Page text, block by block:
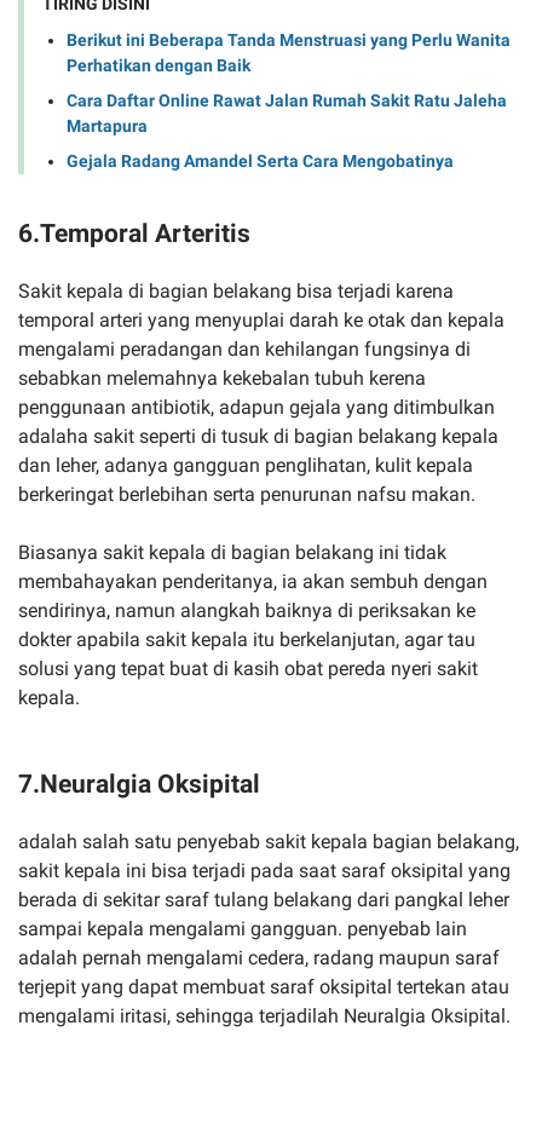
Berikut ini Beberapa Tanda Menstruasi yang Perlu Wanita
Perhatikan dengan Baik
Cara Daftar Online Rawat Jalan Rumah Sakit Ratu Jaleha
Martapura
Gejala Radang Amandel Serta Cara Mengobatinya
6.Temporal Arteritis
Sakit kepala di bagian belakang bisa terjadi karena
temporal arteri yang menyuplai darah ke otak dan kepala
mengalami peradangan dan kehilangan fungsinya di
sebabkan melemahnya kekebalan tubuh kerena
penggunaan antibiotik, adapun gejala yang ditimbulkan
adalaha sakit seperti di tusuk di bagian belakang kepala
dan leher, adanya gangguan penglihatan, kulit kepala
berkeringat berlebihan serta penurunan nafsu makan.
Biasanya sakit kepala di bagian belakang ini tidak
membahayakan penderitanya, ia akan sembuh dengan
sendirinya, namun alangkah baiknya di periksakan ke
dokter apabila sakit kepala itu berkelanjutan, agar tau
solusi yang tepat buat di kasih obat pereda nyeri sakit
kepala.
7.Neuralgia Oksipital
adalah salah satu penyebab sakit kepala bagian belakang,
sakit kepala ini bisa terjadi pada saat saraf oksipital yang
berada di sekitar saraf tulang belakang dari pangkal leher
sampai kepala mengalami gangguan. penyebab lain
adalah pernah mengalami cedera, radang maupun saraf
terjepit yang dapat membuat saraf oksipital tertekan atau
mengalami iritasi, sehingga terjadilah Neuralgia Oksipital.